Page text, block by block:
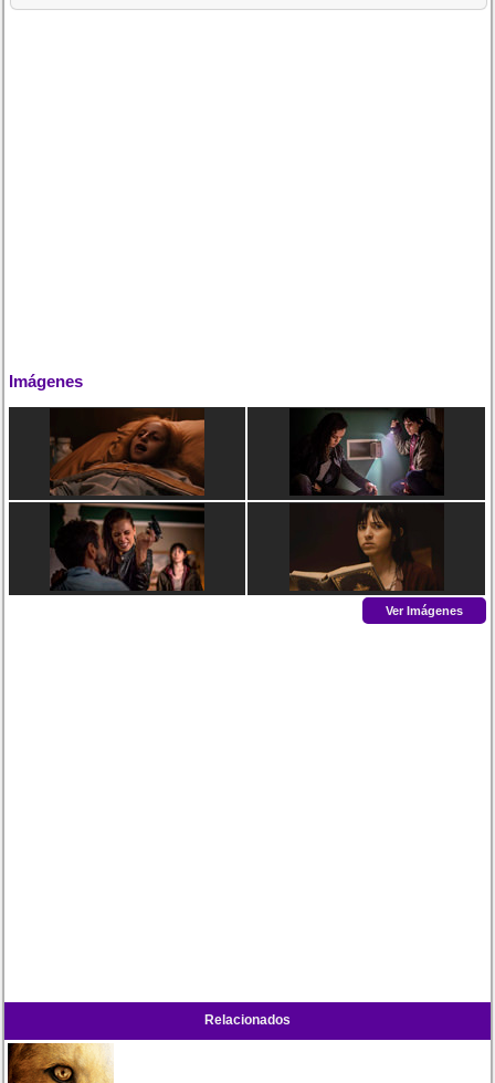
Imágenes
Ver Imágenes
Relacionados